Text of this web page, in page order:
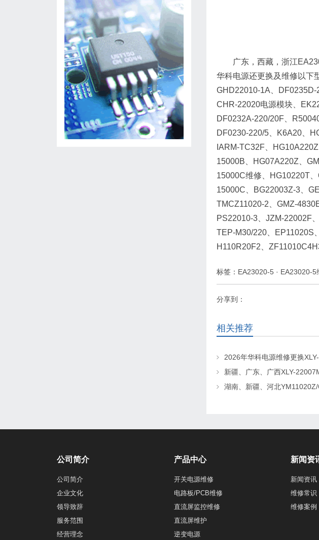
广东，西藏，浙江
华科电源还更换及维修以下
GHD22010-1A、DF0235D-
CHR-22020电源模块、
DF0232A-220/20F、
DF0230-220/5、K6A20、
IARM-TC32F、
15000B、HG07A220Z、
15000C维修、HG10220T
15000C、BG22003Z-3、
TMCZ11020-2、GMZ-
PS22010-3、JZM-22002F
TEP-M30/220、EP11020S
H110R20F2、
标签： EA23020-5 · EA23020-5
分享到：
相关推荐
公司简介
公司简介
企业文化
领导致辞
服务范围
经营理念
产品中心
开关电源维修
电路板/PCB维修
直流屏监控维修
直流屏维护
逆变电源
新闻资
新闻资讯
维修常识
维修案例